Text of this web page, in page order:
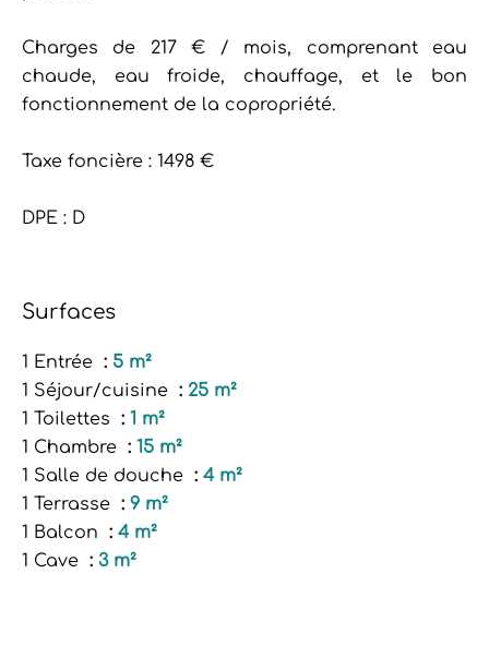
Charges de 217 € / mois, comprenant eau
chaude, eau froide, chauffage, et le bon
fonctionnement de la copropriété.
Taxe foncière : 1498 €
DPE : D
Surfaces
1 Entrée
5 m²
1 Séjour/cuisine
25 m²
1 Toilettes
1 m²
1 Chambre
15 m²
1 Salle de douche
4 m²
1 Terrasse
9 m²
1 Balcon
4 m²
1 Cave
3 m²